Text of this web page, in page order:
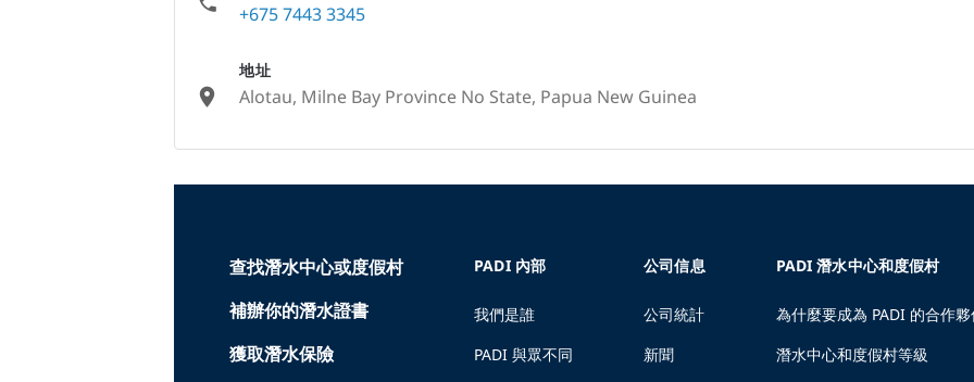
+675 7443 3345
地址
Alotau, Milne Bay Province No State, Papua New Guinea
查找潛水中心或度假村
補辦你的潛水證書
獲取潛水保險
PADI 內部
我們是誰
PADI 與眾不同
公司信息
公司統計
新聞
PADI 潛水中心和度假村
為什麼要成為 PADI 的合作夥
潛水中心和度假村等級